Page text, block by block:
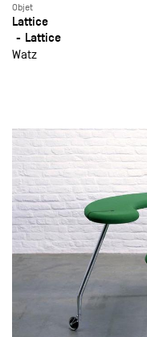
Objet
Lattice
Lattice
Watz